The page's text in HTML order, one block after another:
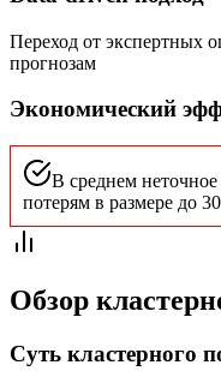
Переход от экспертных
прогнозам
Экономический
В среднем
потерям в размере до
Обзор
Суть кластерного